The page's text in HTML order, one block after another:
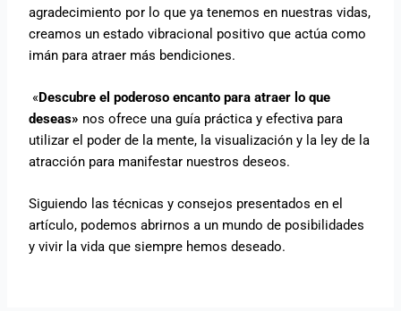
agradecimiento por lo que ya tenemos en nuestras vidas,
creamos un estado vibracional positivo que actúa como
imán para atraer más bendiciones.
«Descubre el poderoso encanto para atraer lo que
deseas» nos ofrece una guía práctica y efectiva para
utilizar el poder de la mente, la visualización y la ley de la
atracción para manifestar nuestros deseos.
Siguiendo las técnicas y consejos presentados en el
artículo, podemos abrirnos a un mundo de posibilidades
y vivir la vida que siempre hemos deseado.